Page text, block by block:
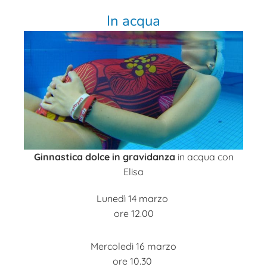
In acqua
Ginnastica dolce in gravidanza in acqua con
Elisa
Lunedì 14 marzo
ore 12.00
Mercoledì 16 marzo
ore 10.30